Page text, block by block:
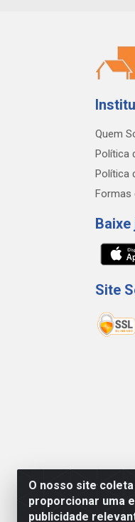
O nosso site
proporcionar uma
publicidade
Quem
Política
Política
Formas
Site
WING